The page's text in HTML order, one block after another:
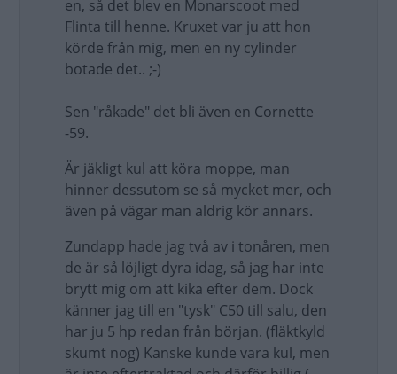
en, så det blev en Monarscoot med
Flinta till henne. Kruxet var ju att hon
körde från mig, men en ny cylinder
botade det.. ;-)
Sen "råkade" det bli även en Cornette
-59.
Är jäkligt kul att köra moppe, man
hinner dessutom se så mycket mer, och
även på vägar man aldrig kör annars.
Zundapp hade jag två av i tonåren, men
de är så löjligt dyra idag, så jag har inte
brytt mig om att kika efter dem. Dock
känner jag till en "tysk" C50 till salu, den
har ju 5 hp redan från början. (fläktkyld
skumt nog) Kanske kunde vara kul, men